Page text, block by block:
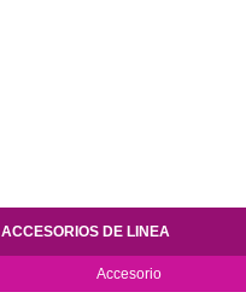
ACCESORIOS DE LINEA
Accesorio